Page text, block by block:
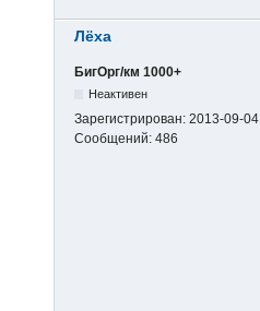
Лёха
БигОрг/км 1000+
Неактивен
Зарегистрирован: 2013-09-04
Сообщений: 486